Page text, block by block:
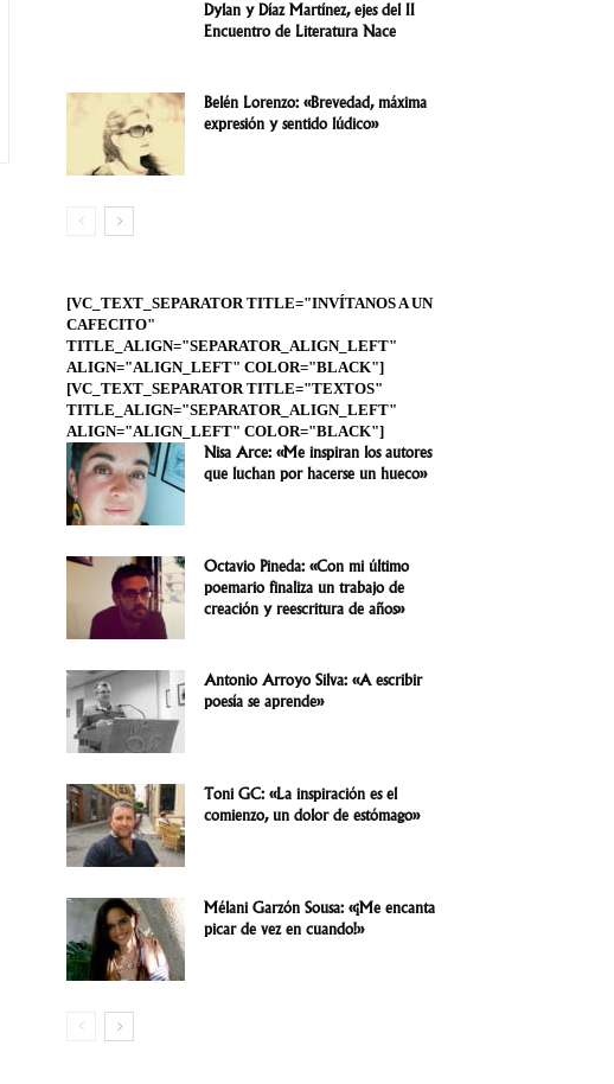
Dylan y Díaz Martínez, ejes del II
Encuentro de Literatura Nace
Belén Lorenzo: «Brevedad, máxima
expresión y sentido lúdico»
[VC_TEXT_SEPARATOR TITLE="INVÍTANOS A UN
CAFECITO"
TITLE_ALIGN="SEPARATOR_ALIGN_LEFT"
ALIGN="ALIGN_LEFT" COLOR="BLACK"]
[VC_TEXT_SEPARATOR TITLE="TEXTOS"
TITLE_ALIGN="SEPARATOR_ALIGN_LEFT"
ALIGN="ALIGN_LEFT" COLOR="BLACK"]
Nisa Arce: «Me inspiran los autores
que luchan por hacerse un hueco»
Octavio Pineda: «Con mi último
poemario finaliza un trabajo de
creación y reescritura de años»
Antonio Arroyo Silva: «A escribir
poesía se aprende»
Toni GC: «La inspiración es el
comienzo, un dolor de estómago»
Mélani Garzón Sousa: «¡Me encanta
picar de vez en cuando!»